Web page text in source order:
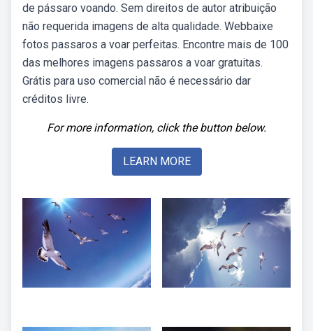
de pássaro voando. Sem direitos de autor atribuição
não requerida imagens de alta qualidade. Webbaixe
fotos passaros a voar perfeitas. Encontre mais de 100
das melhores imagens passaros a voar gratuitas.
Grátis para uso comercial não é necessário dar
créditos livre.
For more information, click the button below.
LEARN MORE